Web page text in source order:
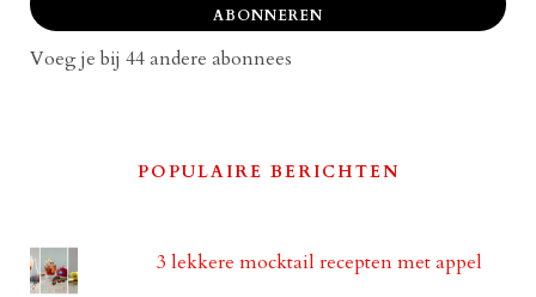
ABONNEREN
Voeg je bij 44 andere abonnees
POPULAIRE BERICHTEN
3 lekkere mocktail recepten met appel